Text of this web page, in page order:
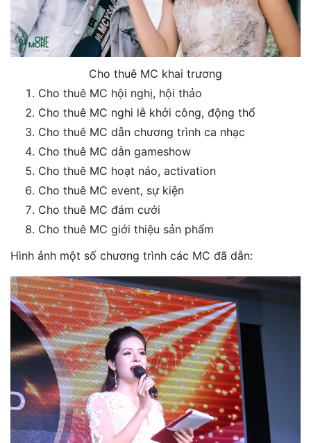
Cho thuê MC khai trương
Cho thuê MC hội nghị, hội thảo
Cho thuê MC nghi lễ khởi công, động thổ
Cho thuê MC dẫn chương trình ca nhạc
Cho thuê MC dẫn gameshow
Cho thuê MC hoạt náo, activation
Cho thuê MC event, sự kiện
Cho thuê MC đám cưới
Cho thuê MC giới thiệu sản phẩm
Hình ảnh một số chương trình các MC đã dẫn: